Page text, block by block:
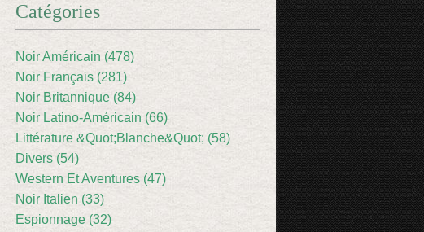
Catégories
Noir Américain (478)
Noir Français (281)
Noir Britannique (84)
Noir Latino-Américain (66)
Littérature &Quot;Blanche&Quot; (58)
Divers (54)
Western Et Aventures (47)
Noir Italien (33)
Espionnage (32)